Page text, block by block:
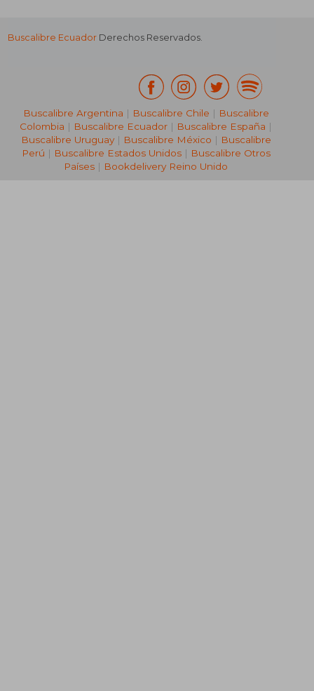
Buscalibre Ecuador Derechos Reservados.
Buscalibre Argentina | Buscalibre Chile | Buscalibre
Colombia | Buscalibre Ecuador | Buscalibre España |
Buscalibre Uruguay| Buscalibre México | Buscalibre
Perú | Buscalibre Estados Unidos| Buscalibre Otros
Países | Bookdelivery Reino Unido